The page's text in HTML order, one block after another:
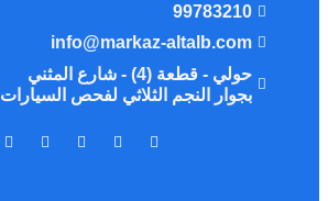
99783210
info@markaz-altalb.com
حولي - قطعة (4) - شارع المثني
بجوار النجم الثلاثي لفحص السيارات